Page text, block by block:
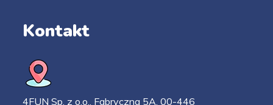
Kontakt
4FUN Sp. z o.o., Fabryczna 5A, 00-446